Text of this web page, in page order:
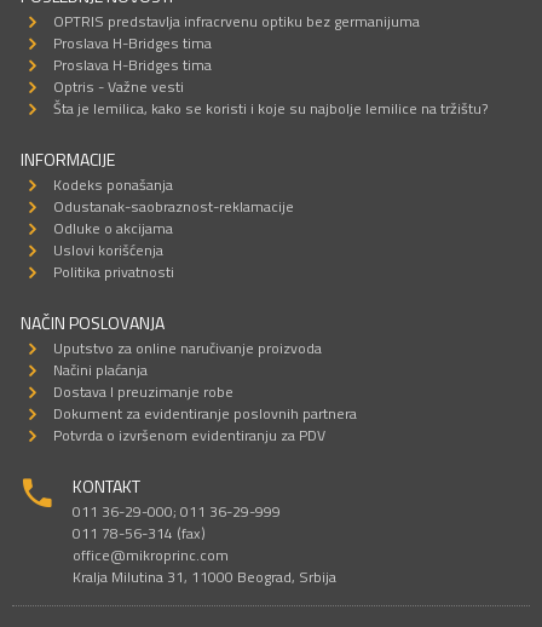
OPTRIS predstavlja infracrvenu optiku bez germanijuma
Proslava H-Bridges tima
Proslava H-Bridges tima
Optris - Važne vesti
Šta je lemilica, kako se koristi i koje su najbolje lemilice na tržištu?
INFORMACIJE
Kodeks ponašanja
Odustanak-saobraznost-reklamacije
Odluke o akcijama
Uslovi korišćenja
Politika privatnosti
NAČIN POSLOVANJA
Uputstvo za online naručivanje proizvoda
Načini plaćanja
Dostava I preuzimanje robe
Dokument za evidentiranje poslovnih partnera
Potvrda o izvršenom evidentiranju za PDV
KONTAKT
011 36-29-000; 011 36-29-999
011 78-56-314 (fax)
office@mikroprinc.com
Kralja Milutina 31, 11000 Beograd, Srbija